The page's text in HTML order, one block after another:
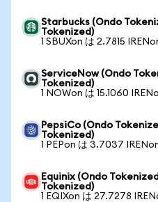
Starbucks (Ondo
Tokenized)
1 SBUXon は 2.7815
ServiceNow (Ondo
Tokenized)
1 NOWon は 15.1060
PepsiCo (Ondo
Tokenized)
1 PEPon は 3.7037
Equinix (Ondo
Tokenized)
1 EQIXon は 27.7278